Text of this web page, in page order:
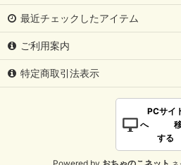
最近チェックしたアイテム
ご利用案内
特定商取引法表示
PCサイ
へ 移
する